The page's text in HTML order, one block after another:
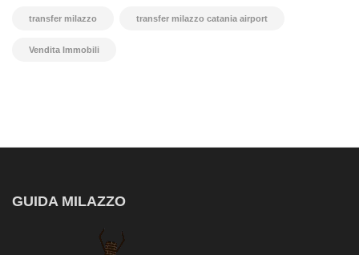
transfer milazzo transfer milazzo catania airport
Vendita Immobili
GUIDA MILAZZO